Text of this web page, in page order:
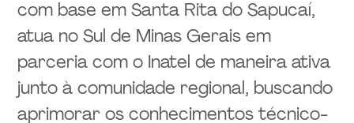
com base em Santa Rita do Sapucaí,
atua no Sul de Minas Gerais em
parceria com o Inatel de maneira ativa
junto à comunidade regional, buscando
aprimorar os conhecimentos técnico-